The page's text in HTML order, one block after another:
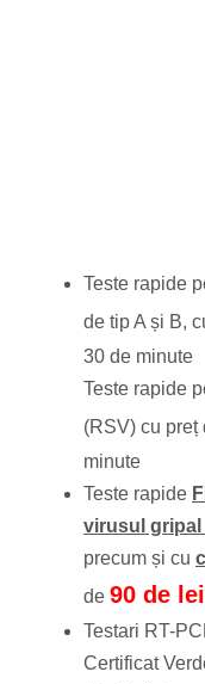
Teste rapide
de tip A și B,
30 de minute
Teste rapide
(RSV) cu preț
minute
Teste rapide
virusul gripal
precum și cu
de 90 de lei
Testari RT-
Certificat